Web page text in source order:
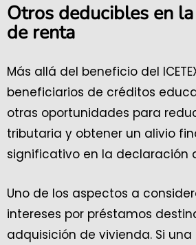
Otros deducibles en
de renta
Más allá del beneficio del
beneficiarios de créditos
otras oportunidades para
tributaria y obtener un alivio
significativo en la declaración
Uno de los aspectos a
intereses por préstamos
adquisición de vivienda. Si